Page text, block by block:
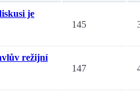
je
145
režijní
147